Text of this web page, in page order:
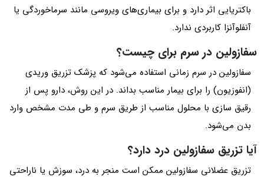
باکتریایی اثر دارد و برای بیماری‌های ویروسی مانند سرماخوردگی یا
آنفلوآنزا کاربردی ندارد.
سفازولین در سرم برای چیست؟
سفازولین در سرم زمانی استفاده می‌شود که پزشک تزریق وریدی
(انفوزیون) را برای بیمار مناسب بداند. در این روش، دارو پس از
رقیق‌ سازی با محلول مناسب از طریق سرم و طی مدت مشخص وارد
بدن می‌شود.
آیا تزریق سفازولین درد دارد؟
تزریق عضلانی سفازولین ممکن است منجر به درد، سوزش یا ناراحتی